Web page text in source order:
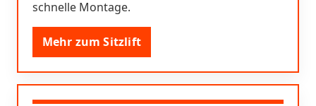
schnelle Montage.
Mehr zum Sitzlift